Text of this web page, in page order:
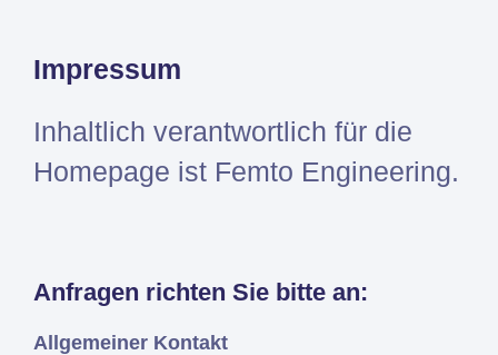
CONSULTANCY SERVICES
CFD
System Simulations
Simcenter
Simcenter
CCM+
Advice
Support
Impressum
Inhaltlich verantwortlich für die
Homepage ist Femto Engineering.
Anfragen richten Sie bitte an:
Allgemeiner Kontakt